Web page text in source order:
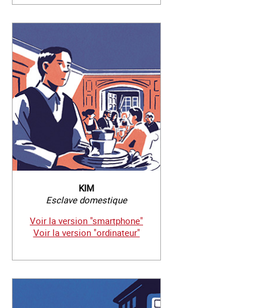
KIM
Esclave domestique
Voir la version "smartphone"
Voir la version "ordinateur"